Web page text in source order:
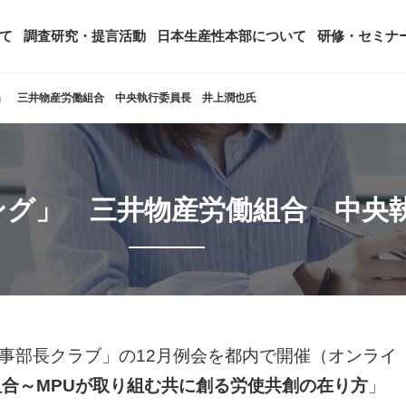
調査研究・提言活動 日本生産性本部について 研修・セミナ
年頭会長所感
生産性シンポジウム
国際連携・国際交流活動
活動組織
提言活動
究
ヘルスに関する調査
顧客満足度調査（JCSI）
レジャー白書
雇用・賃金に関する調査研究・提
事一覧
財務に関する資料
SDGsへの取り組み
日本生産性本部とは
アクセス
全国の生産性機関
ナー
アーカイブ研修・セミナー
オーダーメイド研修（企業内研
主な研修会場地図
ト養成事業
コンサルタント紹介
経営コンサルタント候補につい
三井物産労働組合 中央執行委員長 井上潤也氏
グ」 三井物産労働組合 中央
部長クラブ」の12月例会を都内で開催（オンライ
～MPUが取り組む共に創る労使共創の在り方 」